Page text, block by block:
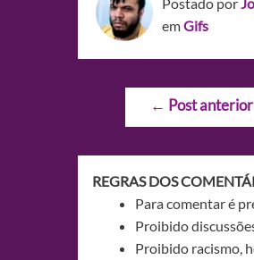
emGifs
Navegação
← Post anterior
REGRAS DOS
Para comentar é
Proibido
Proibido racismo,